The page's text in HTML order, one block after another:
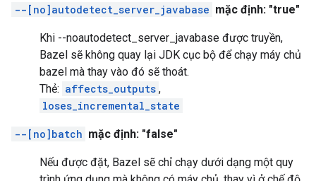
--[no]autodetect_server_javabase mặc định: "true"
Khi --noautodetect_server_javabase được truyền,
Bazel sẽ không quay lại JDK cục bộ để chạy máy chủ
bazel mà thay vào đó sẽ thoát.
Thẻ: affects_outputs ,
loses_incremental_state
--[no]batch mặc định: "false"
Nếu được đặt, Bazel sẽ chỉ chạy dưới dạng một quy